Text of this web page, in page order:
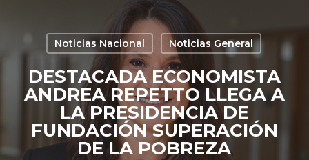
Noticias Nacional Noticias General
DESTACADA ECONOMISTA
ANDREA REPETTO LLEGA A
LA PRESIDENCIA DE
FUNDACIÓN SUPERACIÓN
DE LA POBREZA